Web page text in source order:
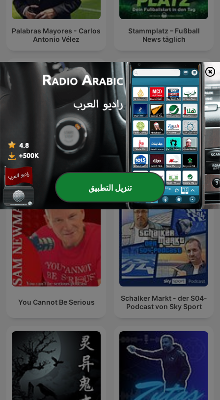
Stammplatz – Fußball
News täglich
Palabras Mayores - Carlos
Antonio Vélez
Futbol Picante
Schalker Markt - der S04-
Podcast von Sky Sport
You Cannot Be Serious
تنزيل التطبيق